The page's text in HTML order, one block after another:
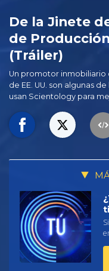
De la Jinete
de
(Tráiler)
Un promotor inmobiliario
de EE. UU. son algunas
usan Scientology para